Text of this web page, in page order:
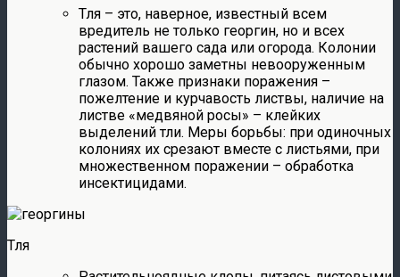
Тля – это, наверное, известный всем
вредитель не только георгин, но и всех
растений вашего сада или огорода. Колонии
обычно хорошо заметны невооруженным
глазом. Также признаки поражения –
пожелтение и курчавость листвы, наличие на
листве «медвяной росы» – клейких
выделений тли. Меры борьбы: при одиночных
колониях их срезают вместе с листьями, при
множественном поражении – обработка
инсектицидами.
Тля